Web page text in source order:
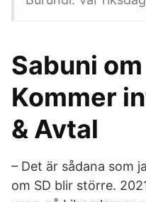
Sabuni
Kommer
& Avtal
– Det är sådana som
om SD blir större.